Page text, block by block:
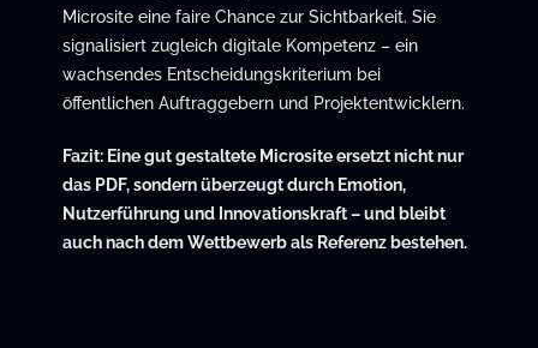
Microsite eine faire Chance zur Sichtbarkeit. Sie
signalisiert zugleich digitale Kompetenz – ein
wachsendes Entscheidungskriterium bei
öffentlichen Auftraggebern und Projektentwicklern.
Fazit: Eine gut gestaltete Microsite ersetzt nicht nur
das PDF, sondern überzeugt durch Emotion,
Nutzerführung und Innovationskraft – und bleibt
auch nach dem Wettbewerb als Referenz bestehen.